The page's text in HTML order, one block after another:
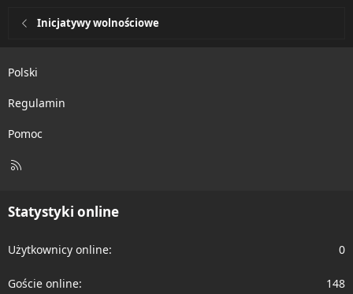
Inicjatywy wolnościowe
Polski
Regulamin
Pomoc
R
Statystyki online
Użytkownicy online 0
Goście online 148